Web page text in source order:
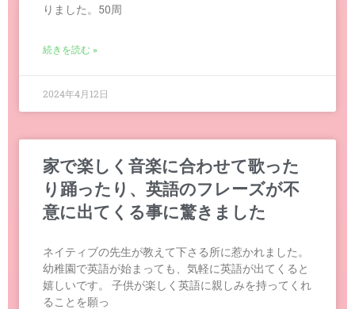
りました。50周
続きを読む »
2024年4月12日
家で楽しく音楽に合わせて歌った
り踊ったり、英語のフレーズが不
意に出てくる事に驚きました
ネイティブの先生が教えて下さる所に惹かれました。
幼稚園で英語が始まっても、気軽に英語が出てくると
嬉しいです。 子供が楽しく英語に親しみを持ってくれ
ることを願っ